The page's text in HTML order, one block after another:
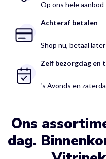
Op ons hele aanbod
Achteraf betalen
Shop nu, betaal later
Zelf bezorgdag en
‘s Avonds en
Ons
dag.